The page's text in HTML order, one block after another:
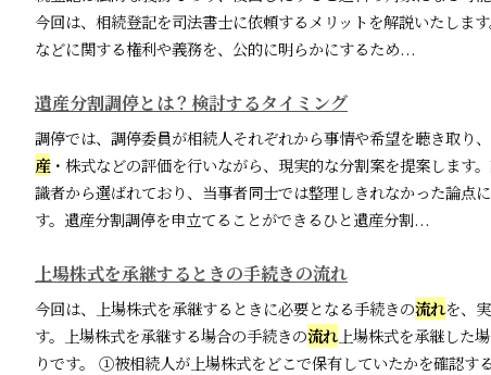
今回は、相続登記を司法書士に依頼するメリットを解説いたします
などに関する権利や義務を、公的に明らかにするため...
遺産分割調停とは？検討するタイミング
調停では、調停委員が相続人それぞれから事情や希望を聴き取り
産・株式などの評価を行いながら、現実的な分割案を提案します
識者から選ばれており、当事者同士では整理しきれなかった論点
す。遺産分割調停を申立てることができるひと遺産分割...
上場株式を承継するときの手続きの流れ
今回は、上場株式を承継するときに必要となる手続きの流れを、
す。上場株式を承継する場合の手続きの流れ上場株式を承継した
りです。 ①被相続人が上場株式をどこで保有していたかを確認